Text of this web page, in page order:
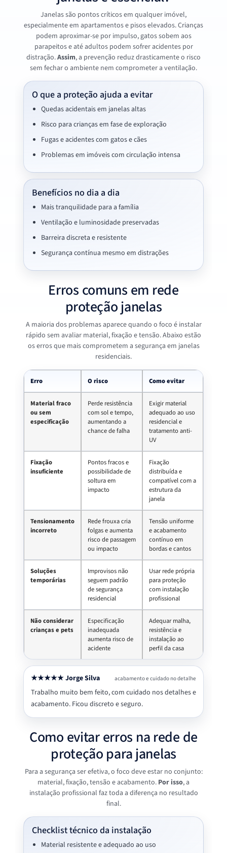
Janelas são pontos críticos em qualquer imóvel,
especialmente em apartamentos e pisos elevados. Crianças
podem aproximar-se por impulso, gatos sobem aos
parapeitos e até adultos podem sofrer acidentes por
distração.Assim, a prevenção reduz drasticamente o risco
sem fechar o ambiente nem comprometer a ventilação.
O que a proteção ajuda a evitar
Quedas acidentais em janelas altas
Risco para crianças em fase de exploração
Fugas e acidentes com gatos e cães
Problemas em imóveis com circulação intensa
Benefícios no dia a dia
Mais tranquilidade para a família
Ventilação e luminosidade preservadas
Barreira discreta e resistente
Segurança contínua mesmo em distrações
Erros comuns em rede
proteção janelas
A maioria dos problemas aparece quando o foco é instalar
rápido sem avaliar material, fixação e tensão. Abaixo estão
os erros que mais comprometem a segurança em janelas
residenciais.
Erro O risco Como evitar
Material fraco
ou sem
especificação
Perde resistência
com sol e tempo,
aumentando a
chance de falha
Exigir material
adequado ao uso
residencial e
tratamento anti-
UV
Fixação
insuficiente
Pontos fracos e
possibilidade de
soltura em
impacto
Fixação
distribuída e
compatível com a
estrutura da
janela
Tensionamento
incorreto
Rede frouxa cria
folgas e aumenta
risco de passagem
ou impacto
Tensão uniforme
e acabamento
contínuo em
bordas e cantos
Soluções
temporárias
Improvisos não
seguem padrão
de segurança
residencial
Usar rede própria
para proteção
com instalação
profissional
Não considerar
crianças e pets
Especificação
inadequada
aumenta risco de
acidente
Adequar malha,
resistência e
instalação ao
perfil da casa
★★★★★ Jorge Silva acabamento e cuidado no detalhe
Trabalho muito bem feito, com cuidado nos detalhes e
acabamento. Ficou discreto e seguro.
Como evitar erros na rede de
proteção para janelas
Para a segurança ser efetiva, o foco deve estar no conjunto:
material, fixação, tensão e acabamento. Por isso, a
instalação profissional faz toda a diferença no resultado
final.
Checklist técnico da instalação
Material resistente e adequado ao uso